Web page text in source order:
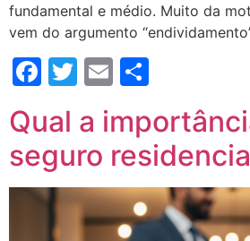
fundamental e médio. Muito da
vem do argumento
Facebook
Twitter
Email
Qual a
seguro